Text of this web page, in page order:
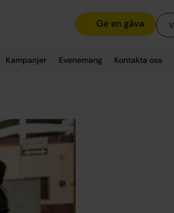
Ge en gåva
Sök
Kampanjer Evenemang Kontakta oss